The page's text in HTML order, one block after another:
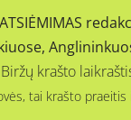
ATSIĖMIMAS
krašto
tai krašto praeitis